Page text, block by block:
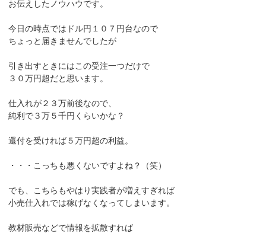
お伝えしたノウハウです。
今日の時点ではドル円１０７円台なので
ちょっと届きませんでしたが
引き出すときにはこの受注一つだけで
３０万円超だと思います。
仕入れが２３万前後なので、
純利で３万５千円くらいかな？
還付を受ければ５万円超の利益。
・・・こっちも悪くないですよね？（笑）
でも、こちらもやはり実践者が増えすぎれば
小売仕入れでは稼げなくなってしまいます。
教材販売などで情報を拡散すれば